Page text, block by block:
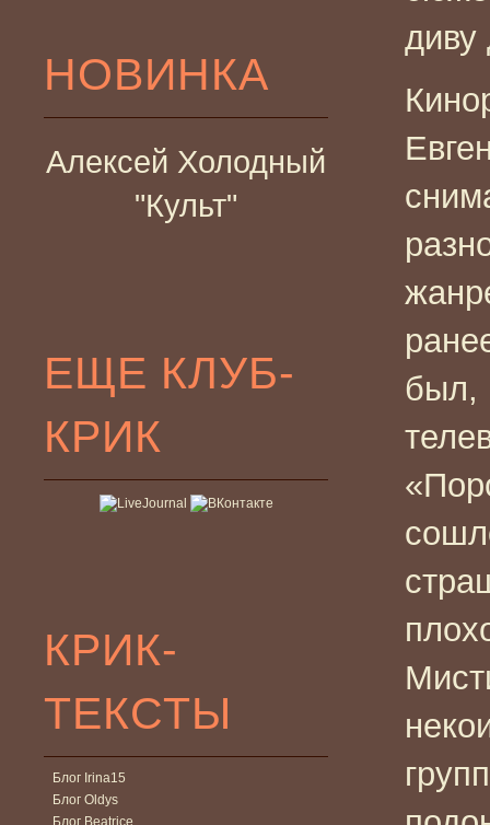
НОВИНКА
Алексей Холодный
"Культ"
ЕЩЕ КЛУБ-
КРИК
КРИК-
ТЕКСТЫ
Блог Irina15
Блог Oldys
Блог Beatrice
диву
был,